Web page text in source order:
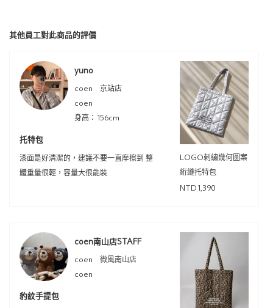
其他員工對此商品的評價
yuno
coen 京站店
coen
身高：156cm
托特包
漆面是好清潔的，建議不要一直摩擦到 整
體重量很輕，容量大很能裝
LOGO刺繡幾何圖案
絎縫托特包
NTD1,390
coen南山店STAFF
coen 微風南山店
coen
豹紋手提包